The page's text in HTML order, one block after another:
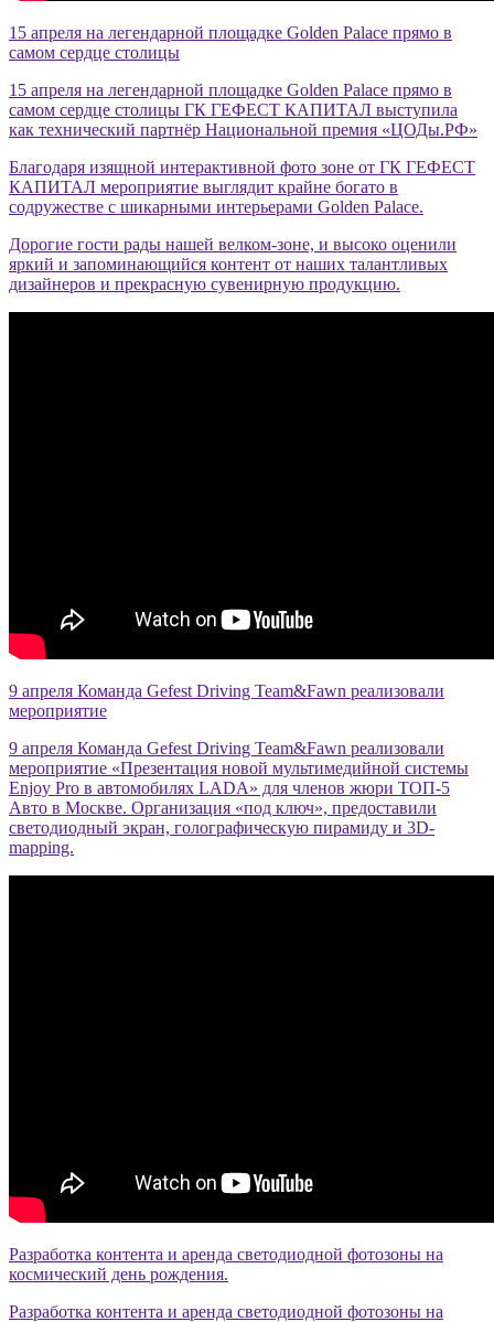
15 апреля на легендарной площадке Golden Palace прямо в
самом сердце столицы
15 апреля на легендарной площадке Golden Palace прямо в
самом сердце столицы ГК ГЕФЕСТ КАПИТАЛ выступила
как технический партнёр Национальной премия «ЦОДы.РФ»
Благодаря изящной интерактивной фото зоне от ГК ГЕФЕСТ
КАПИТАЛ мероприятие выглядит крайне богато в
содружестве с шикарными интерьерами Golden Palace.
Дорогие гости рады нашей велком-зоне, и высоко оценили
яркий и запоминающийся контент от наших талантливых
дизайнеров и прекрасную сувенирную продукцию.
9 апреля Команда Gefest Driving Team&Fawn реализовали
мероприятие
9 апреля Команда Gefest Driving Team&Fawn реализовали
мероприятие «Презентация новой мультимедийной системы
Enjoy Pro в автомобилях LADA» для членов жюри ТОП-5
Авто в Москве. Организация «под ключ», предоставили
светодиодный экран, голографическую пирамиду и 3D-
mapping.
Разработка контента и аренда светодиодной фотозоны на
космический день рождения.
Разработка контента и аренда светодиодной фотозоны на